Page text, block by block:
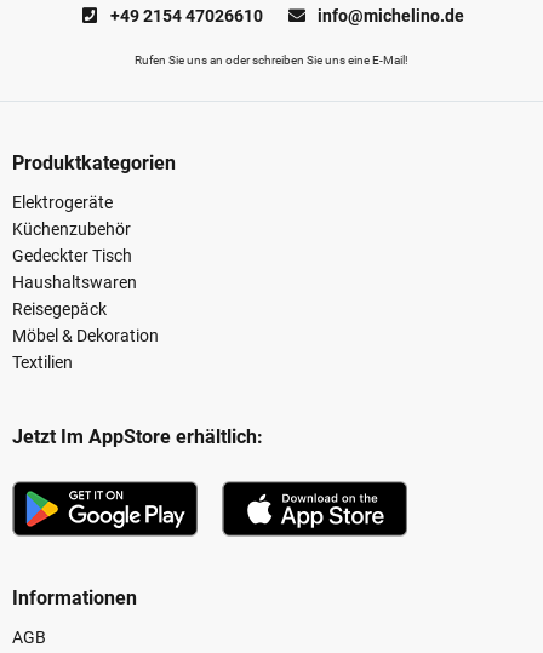
+49 2154 47026610 info@michelino.de
Rufen Sie uns an oder schreiben Sie uns eine E-Mail!
Produktkategorien
Elektrogeräte
Küchenzubehör
Gedeckter Tisch
Haushaltswaren
Reisegepäck
Möbel & Dekoration
Textilien
Jetzt Im AppStore erhältlich:
Informationen
AGB